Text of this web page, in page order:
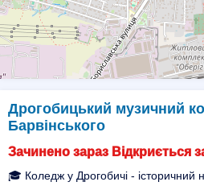
Дрогобицький музичний
Барвінського
Зачинено зараз Відкриється
🎓 Коледж у Дрогобичі - історичний